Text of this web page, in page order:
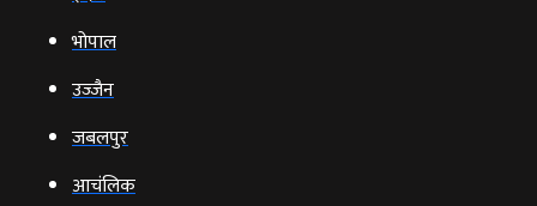
भोपाल
उज्‍जैन
जबलपुर
आचंलिक